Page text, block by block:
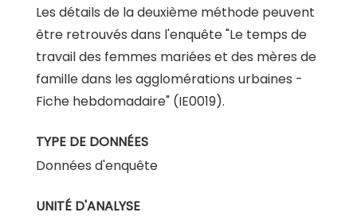
Les détails de la deuxième méthode peuvent
être retrouvés dans l'enquête "Le temps de
travail des femmes mariées et des mères de
famille dans les agglomérations urbaines -
Fiche hebdomadaire" (IE0019).
TYPE DE DONNÉES
Données d'enquête
UNITÉ D'ANALYSE